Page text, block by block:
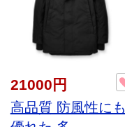
21000円
高品質 防風性にも